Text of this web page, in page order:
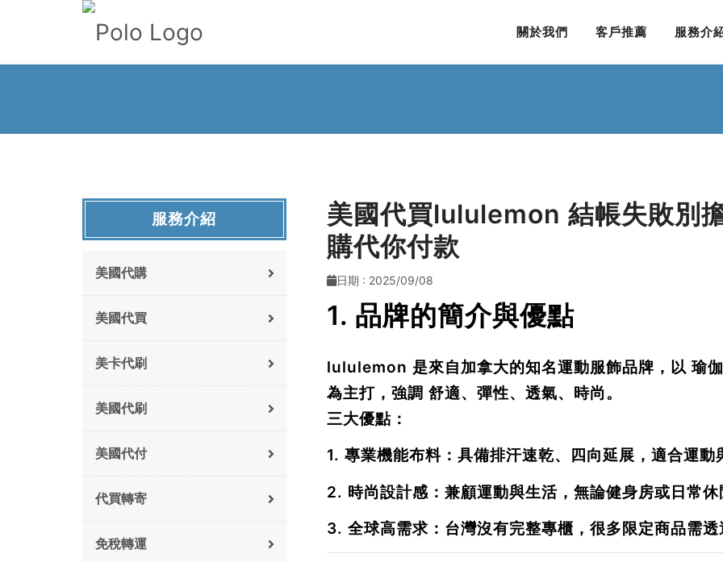
關於我們 客戶推薦 服務介
美國代買lululemon 結帳失敗別
購代你付款
日期 : 2025/09/08
1. 品牌的簡介與優點
lululemon 是來自加拿大的知名運動服飾品牌，以 瑜
為主打，強調 舒適、彈性、透氣、時尚 。
三大優點：
1. 專業機能布料：具備排汗速乾、四向延展，適合運動
2. 時尚設計感：兼顧運動與生活，無論健身房或日常休
3. 全球高需求 ：台灣沒有完整專櫃，很多限定商品需
服務介紹
美國代購
美國代買
美卡代刷
美國代刷
美國代付
代買轉寄
免稅轉運